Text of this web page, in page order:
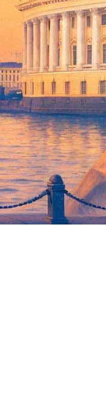
их на гастролях
мы добавим